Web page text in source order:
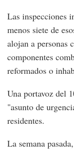
Las inspecciones
menos siete de
alojan a personas
componentes
reformados o
Una portavoz del
"asunto de
residentes.
La semana